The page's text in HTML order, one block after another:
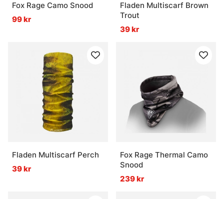
Fox Rage Camo Snood
99 kr
Fladen Multiscarf Brown
Trout
39 kr
Fladen Multiscarf Perch
39 kr
Fox Rage Thermal Camo
Snood
239 kr